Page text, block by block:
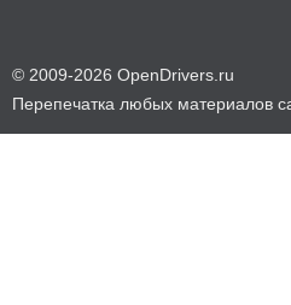
© 2009-2026 OpenDrivers.ru
Перепечатка любых материалов